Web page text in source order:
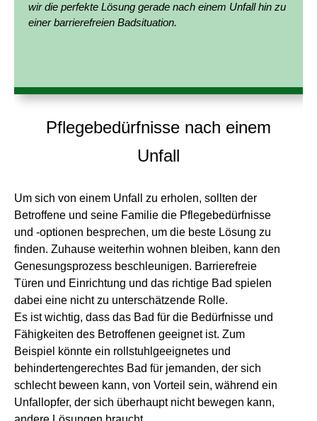
wir die perfekte Lösung gerade nach einem Unfall hin zu
einer barrierefreien Badsituation.
Pflegebedürfnisse nach einem
Unfall
Um sich von einem Unfall zu erholen, sollten der
Betroffene und seine Familie die Pflegebedürfnisse
und -optionen besprechen, um die beste Lösung zu
finden. Zuhause weiterhin wohnen bleiben, kann den
Genesungsprozess beschleunigen. Barrierefreie
Türen und Einrichtung und das richtige Bad spielen
dabei eine nicht zu unterschätzende Rolle.
Es ist wichtig, dass das Bad für die Bedürfnisse und
Fähigkeiten des Betroffenen geeignet ist. Zum
Beispiel könnte ein rollstuhlgeeignetes und
behindertengerechtes Bad für jemanden, der sich
schlecht beween kann, von Vorteil sein, während ein
Unfallopfer, der sich überhaupt nicht bewegen kann,